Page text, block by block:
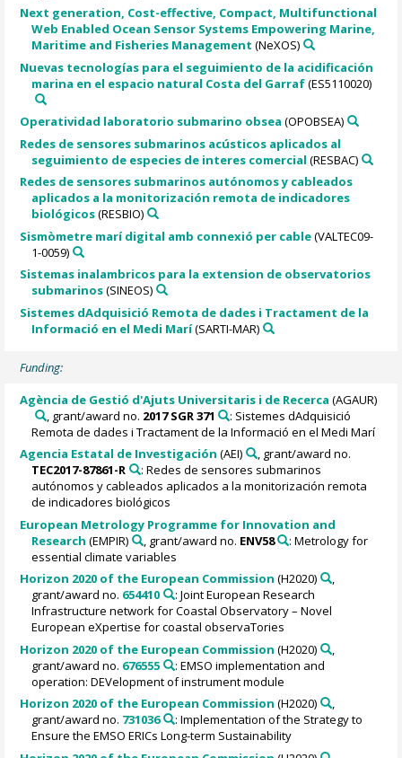
Next generation, Cost-effective, Compact, Multifunctional
Web Enabled Ocean Sensor Systems Empowering Marine,
Maritime and Fisheries Management (NeXOS)
Nuevas tecnologías para el seguimiento de la acidificación
marina en el espacio natural Costa del Garraf(ES5110020)
Operatividad laboratorio submarino obsea (OPOBSEA)
Redes de sensores submarinos acústicos aplicados al
seguimiento de especies de interes comercial (RESBAC)
Redes de sensores submarinos autónomos y cableados
aplicados a la monitorización remota de indicadores
biológicos(RESBIO)
Sismòmetre marí digital amb connexió per cable(VALTEC09-
1-0059)
Sistemas inalambricos para la extension de observatorios
submarinos(SINEOS)
Sistemes dAdquisició Remota de dades i Tractament de la
Informació en el Medi Marí(SARTI-MAR)
Funding:
Agència de Gestió d'Ajuts Universitaris i de Recerca (AGAUR)
, grant/award no. 2017 SGR 371
: Sistemes dAdquisició
Remota de dades i Tractament de la Informació en el Medi Marí
Agencia Estatal de Investigación (AEI)
, grant/award no.
TEC2017-87861-R
: Redes de sensores submarinos
autónomos y cableados aplicados a la monitorización remota
de indicadores biológicos
European Metrology Programme for Innovation and
Research (EMPIR) , grant/award no. ENV58
: Metrology for
essential climate variables
Horizon 2020 of the European Commission (H2020)
,
grant/award no. 654410
: Joint European Research
Infrastructure network for Coastal Observatory – Novel
European eXpertise for coastal observaTories
Horizon 2020 of the European Commission (H2020)
,
grant/award no. 676555
: EMSO implementation and
operation: DEVelopment of instrument module
Horizon 2020 of the European Commission (H2020)
,
grant/award no. 731036
: Implementation of the Strategy to
Ensure the EMSO ERICs Long-term Sustainability